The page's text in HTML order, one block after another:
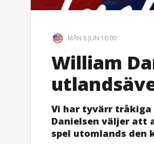
MÅN 8 JUN 16:00
William
Vi har tyvärr tråkiga
Danielsen väljer att
spel utomlands den